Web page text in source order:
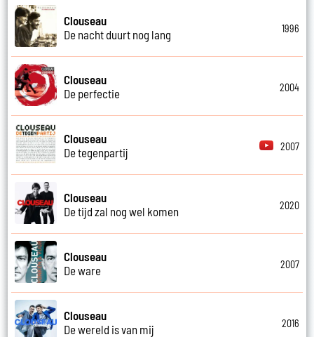
Clouseau
De nacht duurt nog lang
1996
Clouseau
De perfectie
2004
Clouseau
De tegenpartij
2007
Clouseau
De tijd zal nog wel komen
2020
Clouseau
De ware
2007
Clouseau
De wereld is van mij
2016